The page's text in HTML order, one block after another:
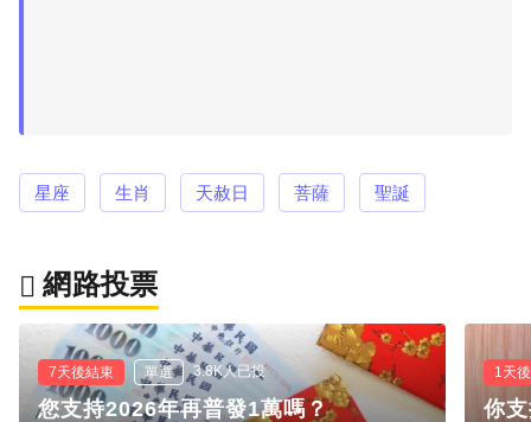
星座 生肖 天赦日 菩薩 聖誕
網路投票
7天後結束 單選 3.8K人已投
您支持2026年再普發1萬嗎？
1天
你